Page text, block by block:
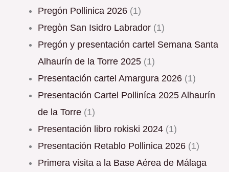
Pregón Pollinica 2026 (1)
Pregòn San Isidro Labrador (1)
Pregón y presentación cartel Semana Santa
Alhaurín de la Torre 2025 (1)
Presentación cartel Amargura 2026 (1)
Presentación Cartel Polliníca 2025 Alhaurín
de la Torre (1)
Presentación libro rokiski 2024 (1)
Presentación Retablo Pollinica 2026 (1)
Primera visita a la Base Aérea de Málaga